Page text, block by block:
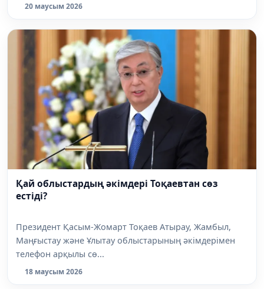
20 маусым 2026
Қай облыстардың әкімдері Тоқаевтан сөз
естіді?
Президент Қасым-Жомарт Тоқаев Атырау, Жамбыл,
Маңғыстау және Ұлытау облыстарының әкімдерімен
телефон арқылы сө...
18 маусым 2026